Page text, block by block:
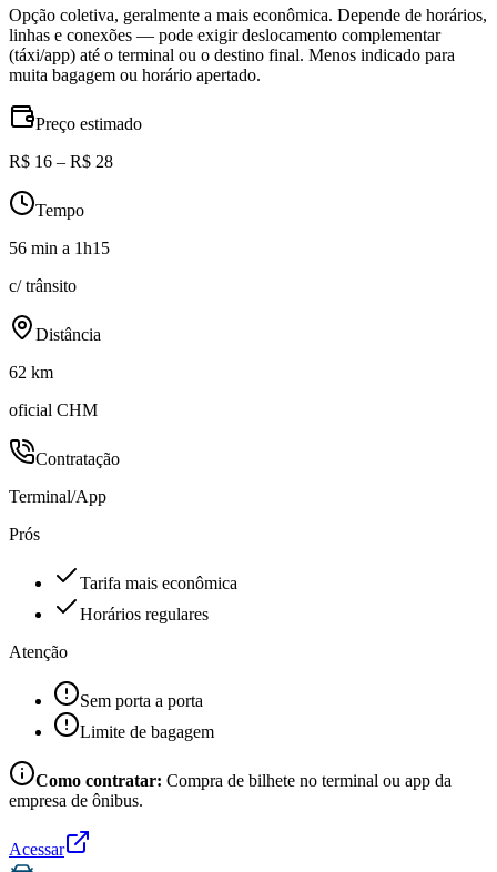
Opção coletiva, geralmente a mais econômica. Depende de horários,
linhas e conexões — pode exigir deslocamento complementar
(táxi/app) até o terminal ou o destino final. Menos indicado para
muita bagagem ou horário apertado.
Preço estimado
R$ 16 – R$ 28
Tempo
56 min a 1h15
c/ trânsito
Distância
62 km
oficial CHM
Contratação
Terminal/App
Prós
Tarifa mais econômica
Horários regulares
Atenção
Sem porta a porta
Limite de bagagem
Como contratar: Compra de bilhete no terminal ou app da
empresa de ônibus.
Acessar